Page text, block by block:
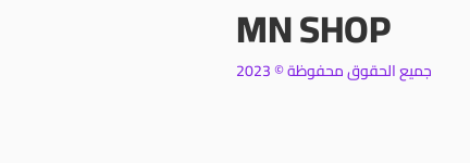
MN SHOP
جميع الحقوق محفوظة © 2023